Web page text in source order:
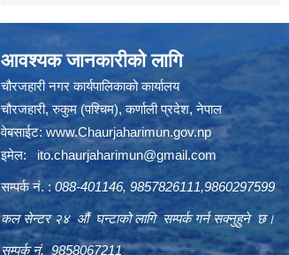
आवश्यक जानकारीको लागि
चौरजहारी नगर कार्यपालिकाको कार्यालय
चौरजहारी, रुकुम (पश्चिम), कर्णाली प्रदेश, नेपाल
वेबसाईट:www.Chaurjaharimun.gov.np
इमेल: ito.chaurjaharimun@gmail.com
सम्पर्क नं. : 088-401146, 9857826111,9860297599
कल सेन्टर २४ औं घन्टाको लागि सम्पर्क गर्न सक्नुहुने छ।
सम्पर्क नं. 9858067211